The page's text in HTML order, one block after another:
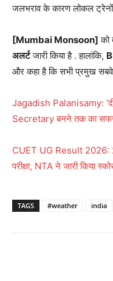
जलभराव के कारण लोकल ट्रेनों
[Mumbai Monsoon] को
अलर्टजारी किया है . हालांकि,
और कहा है कि सभी प्रमुख सबवे
Jagadish Palanisamy:
Secretary बनने तक का
CUET UG Result 2026:
परीक्षा, NTA ने जारी किया
TAGS #weather india